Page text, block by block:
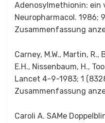
Adenosylmethionin: ein
Neuropharmacol. 1986;
Zusammenfassung
Carney, M.W., Martin,
E.H., Nissenbaum, H.,
Lancet 4-9-1983; 1
Zusammenfassung
Caroli A. SAMe